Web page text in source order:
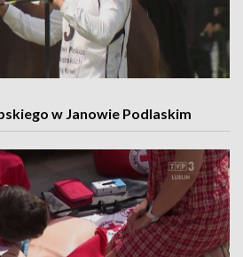
w Janowie Podlaskim